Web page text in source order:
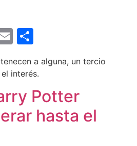
Email
a alguna, un tercio
interés.
Potter
hasta el